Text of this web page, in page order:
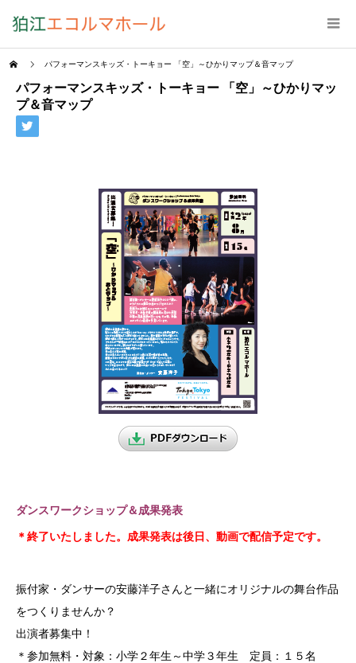
パフォーマンスキッズ・トーキョー 「空」～ひかりマップ＆音マップ
パフォーマンスキッズ・トーキョー 「空」～ひかりマッ
プ＆音マップ
ダンスワークショップ＆成果発表
＊終了いたしました。成果発表は後日、動画で配信予定です。
振付家・ダンサーの安藤洋子さんと一緒にオリジナルの舞台作品
をつくりませんか？
出演者募集中！
＊参加無料・対象：小学２年生～中学３年生 定員：１５名